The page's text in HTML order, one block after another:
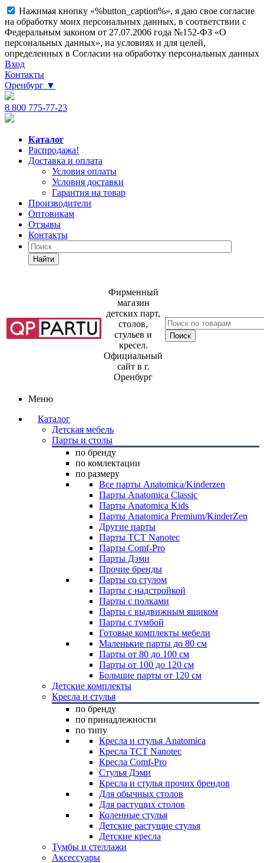
Нажимая кнопку «%button_caption%», я даю свое согласие
на обработку моих персональных данных, в соответствии с
Федеральным законом от 27.07.2006 года №152-ФЗ «О
персональных данных», на условиях и для целей,
определенных в Согласии на обработку персональных данных
Вход
Контакты
Оренбург ▼
8 800 775-77-23
Каталог
Распродажа!
Доставка и оплата
Условия оплаты
Условия доставки
Гарантия на товар
Производители
Оптовикам
Отзывы
Контакты
Найти
Фирменный
магазин
детских парт,
столов,
стульев и
кресел.
Официальный
сайт в г.
Оренбург
Меню
Каталог
Детская мебель
Парты и столы
по бренду
по комлектации
по размеру
Все парты Anatomica/Kinderzen
Парты Anatomica Classic
Парты Anatomica Kids
Парты Anatomica Premium/KinderZen
Другие парты
Парты TCT Nanotec
Парты Comf-Pro
Парты Дэми
Прочие бренды
Парты со стулом
Парты с надстройкой
Парты с полками
Парты с выдвижным ящиком
Парты с тумбой
Готовые комплекты мебели
Маленькие парты до 80 см
Парты от 80 до 100 см
Парты от 100 до 120 см
Большие парты от 120 см
Детские комплекты
Кресла и стулья
по бренду
по принадлежности
по типу
Кресла и стулья Anatomica
Кресла TCT Nanotec
Кресла Comf-Pro
Стулья Дэми
Кресла и стулья прочих брендов
Для обычных столов
Для растущих столов
Коленные стулья
Детские растущие стулья
Детские кресла
Тумбы и стеллажи
Аксессуары